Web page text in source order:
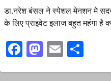
डा.नरेश बंसल ने स्पेशल मेनशन मे
के लिए प्राइवेट इलाज बहुत महंगा है
Facebook
Mastodon
Email